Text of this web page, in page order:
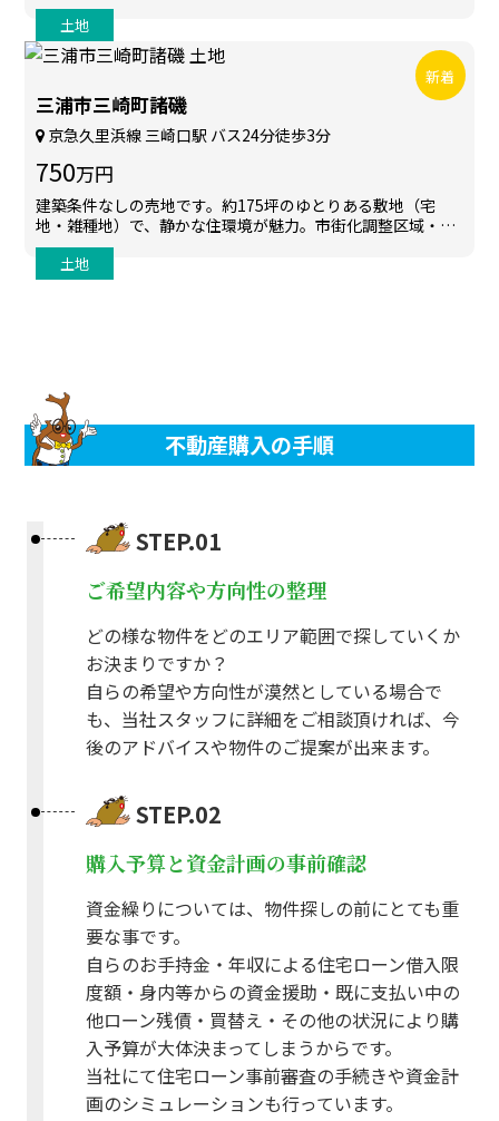
土地
ームを自由設計で叶えられます。
土地
三浦市三崎町諸磯
京急久里浜線 三崎口駅 バス24分徒歩3分
750万円
建築条件なしの売地です。約175坪のゆとりある敷地（宅
地・雑種地）で、静かな住環境が魅力。市街化調整区域・風
致地区内ですが、建築可能部分ではお好きなプランをご検討
いただけます。
新着
不動産購入の手順
STEP.01
ご希望内容や方向性の整理
どの様な物件をどのエリア範囲で探していくか
お決まりですか？
自らの希望や方向性が漠然としている場合で
も、当社スタッフに詳細をご相談頂ければ、今
後のアドバイスや物件のご提案が出来ます。
STEP.02
購入予算と資金計画の事前確認
資金繰りについては、物件探しの前にとても重
要な事です。
自らのお手持金・年収による住宅ローン借入限
度額・身内等からの資金援助・既に支払い中の
他ローン残債・買替え・その他の状況により購
入予算が大体決まってしまうからです。
当社にて住宅ローン事前審査の手続きや資金計
画のシミュレーションも行っています。